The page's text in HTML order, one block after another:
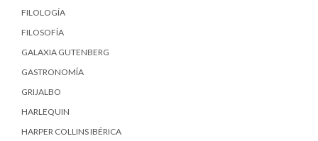
FILOLOGÍA
FILOSOFÍA
GALAXIA GUTENBERG
GASTRONOMÍA
GRIJALBO
HARLEQUIN
HARPER COLLINS IBÉRICA